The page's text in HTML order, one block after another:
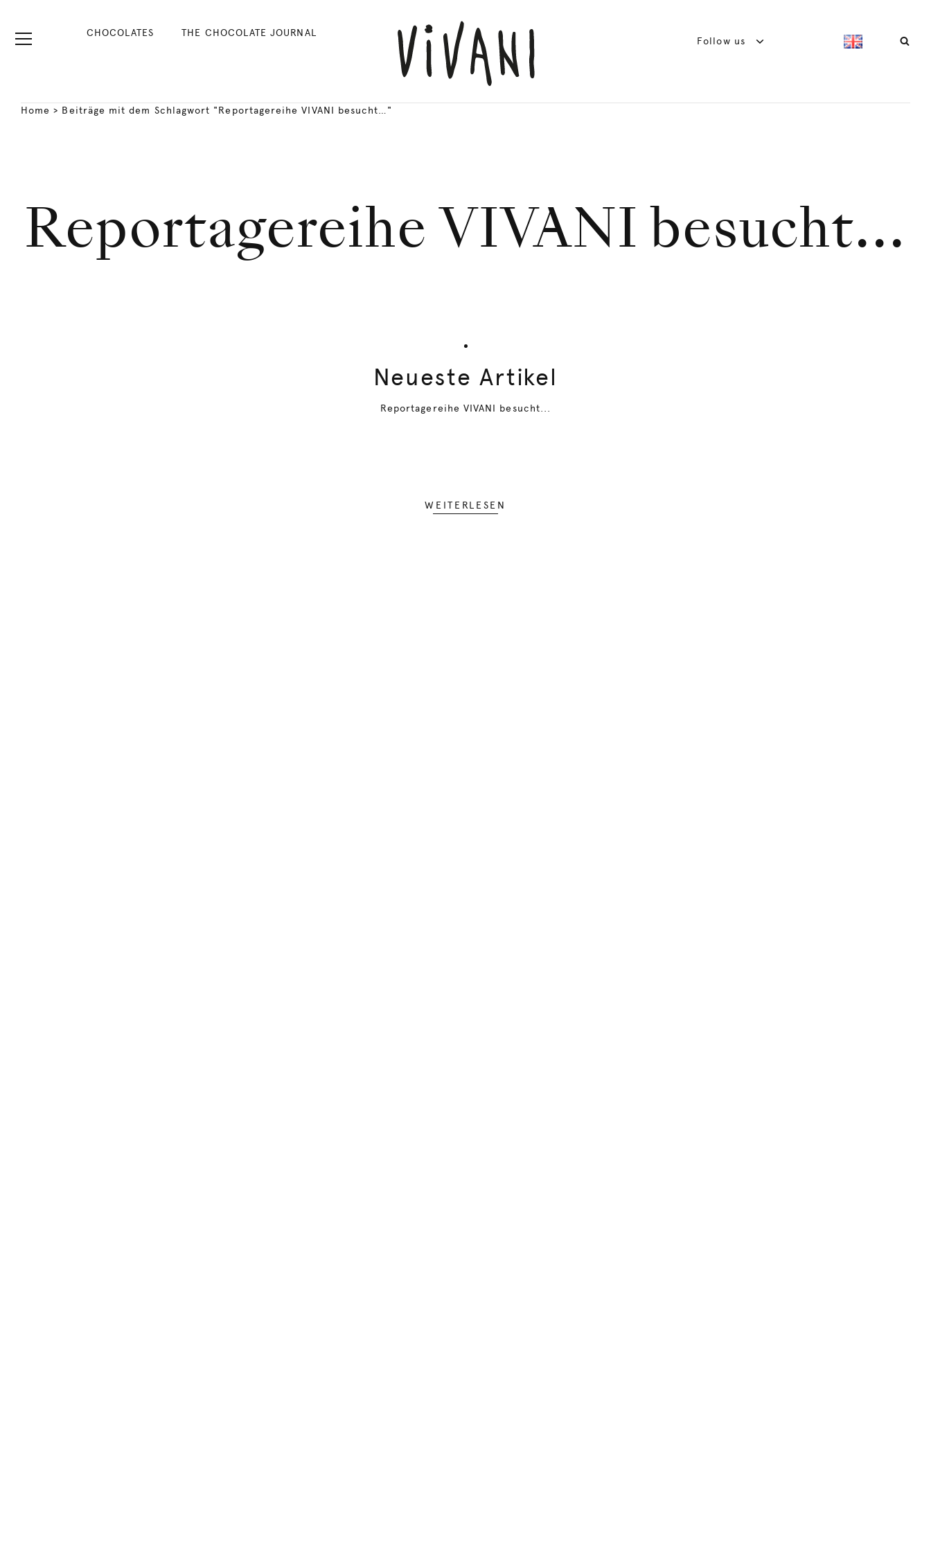
CHOCOLATES THE CHOCOLATE JOURNAL
Follow us
Home > Beiträge mit dem Schlagwort "Reportagereihe VIVANI besucht…"
Reportagereihe VIVANI besucht...
Neueste Artikel
Reportagereihe VIVANI besucht...
WEITERLESEN